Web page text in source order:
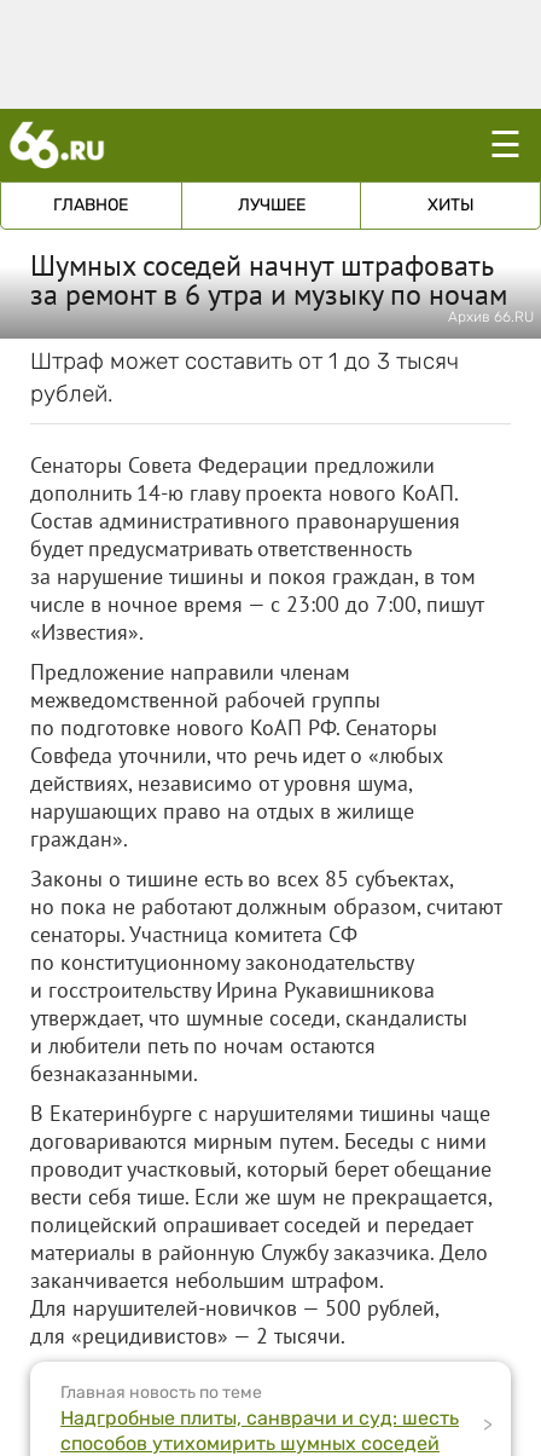
☰
ГЛАВНОЕ ЛУЧШЕЕ ХИТЫ
Шумных соседей начнут штрафовать
за ремонт в 6 утра и музыку по ночам
Архив 66.RU
Штраф может составить от 1 до 3 тысяч
рублей.
Сенаторы Совета Федерации предложили
дополнить 14-ю главу проекта нового КоАП.
Состав административного правонарушения
будет предусматривать ответственность
за нарушение тишины и покоя граждан, в том
числе в ночное время — с 23:00 до 7:00, пишут
«Известия».
Предложение направили членам
межведомственной рабочей группы
по подготовке нового КоАП РФ. Сенаторы
Совфеда уточнили, что речь идет о «любых
действиях, независимо от уровня шума,
нарушающих право на отдых в жилище
граждан».
Законы о тишине есть во всех 85 субъектах,
но пока не работают должным образом, считают
сенаторы. Участница комитета СФ
по конституционному законодательству
и госстроительству Ирина Рукавишникова
утверждает, что шумные соседи, скандалисты
и любители петь по ночам остаются
безнаказанными.
В Екатеринбурге с нарушителями тишины чаще
договариваются мирным путем. Беседы с ними
проводит участковый, который берет обещание
вести себя тише. Если же шум не прекращается,
полицейский опрашивает соседей и передает
материалы в районную Службу заказчика. Дело
заканчивается небольшим штрафом.
Для нарушителей-новичков — 500 рублей,
для «рецидивистов» — 2 тысячи.
Главная новость по теме
Надгробные плиты, санврачи и суд: шесть
способов утихомирить шумных соседей
>